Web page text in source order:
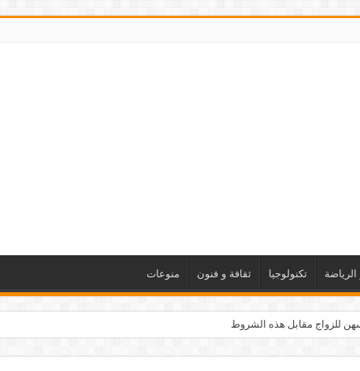
الرياضة تكنولوجيا ثقافة و فنون منوعات
للزواج مقابل هذه الشروط